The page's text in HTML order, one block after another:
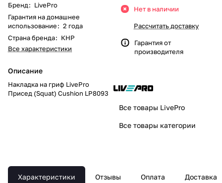
Бренд: LivePro
Гарантия на домашнее
использование: 2 года
Страна бренда: КНР
Все характеристики
Описание
Накладка на гриф LivePro
Присед (Squat) Cushion LP8093
Нет в наличии
Рассчитать доставку
Гарантия от
производителя
Все товары LivePro
Все товары категории
Характеристики Отзывы Оплата Доставка